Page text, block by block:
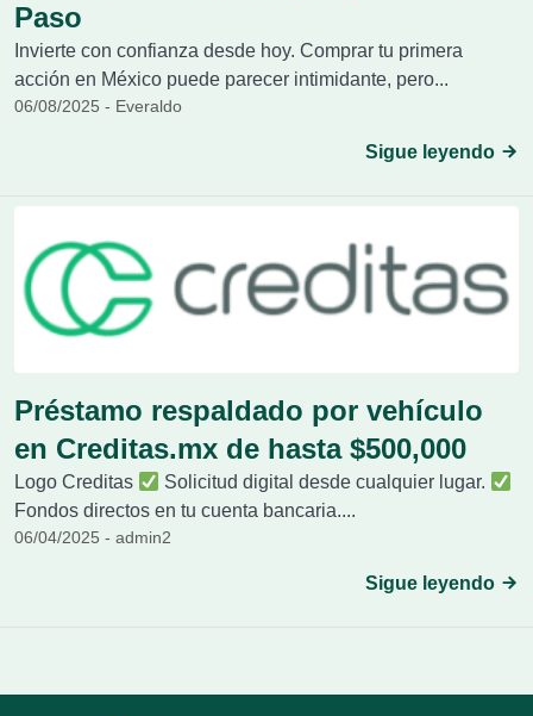
Paso
Invierte con confianza desde hoy. Comprar tu primera
acción en México puede parecer intimidante, pero...
06/08/2025 - Everaldo
Sigue leyendo
Préstamo respaldado por vehículo
en Creditas.mx de hasta $500,000
Logo Creditas
Solicitud digital desde cualquier lugar.
Fondos directos en tu cuenta bancaria....
06/04/2025 - admin2
Sigue leyendo